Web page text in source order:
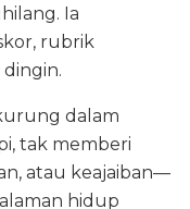
Ia
rubrik
dalam
tak memberi
atau keajaiban—
hidup